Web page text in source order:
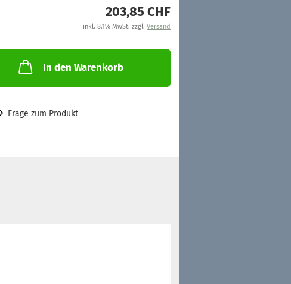
203,85 CHF
inkl. 8.1% MwSt. zzgl. Versand
In den Warenkorb
Frage zum Produkt